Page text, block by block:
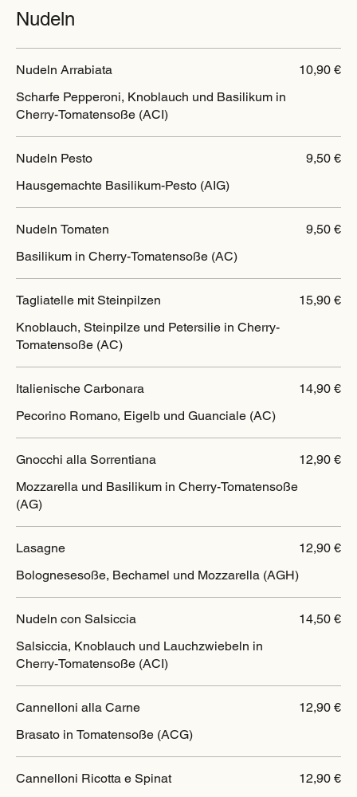
Nudeln
Nudeln Arrabiata
Scharfe Pepperoni, Knoblauch und Basilikum in
Cherry-Tomatensoße (ACI)
10,90 €
Nudeln Pesto
Hausgemachte Basilikum-Pesto (AIG)
9,50 €
Nudeln Tomaten
Basilikum in Cherry-Tomatensoße (AC)
9,50 €
Tagliatelle mit Steinpilzen
Knoblauch, Steinpilze und Petersilie in Cherry-
Tomatensoße (AC)
15,90 €
Italienische Carbonara
Pecorino Romano, Eigelb und Guanciale (AC)
14,90 €
Gnocchi alla Sorrentiana
Mozzarella und Basilikum in Cherry-Tomatensoße
(AG)
12,90 €
Lasagne
Bolognesesoße, Bechamel und Mozzarella (AGH)
12,90 €
Nudeln con Salsiccia
Salsiccia, Knoblauch und Lauchzwiebeln in
Cherry-Tomatensoße (ACI)
14,50 €
Cannelloni alla Carne
Brasato in Tomatensoße (ACG)
12,90 €
Cannelloni Ricotta e Spinat
12,90 €